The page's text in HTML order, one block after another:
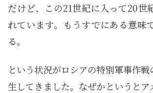
だけど、この21世紀に入って20世
れています。もうすでにある意味
る。
という状況がロシアの特別軍事作
生してきました。なぜかというとア